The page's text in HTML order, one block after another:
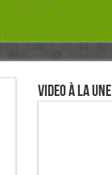
Video à la Une